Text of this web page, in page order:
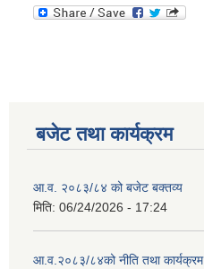
बजेट तथा कार्यक्रम
आ.व. २०८३/८४ को बजेट बक्तव्य
मिति: 06/24/2026 - 17:24
आ.व.२०८३/८४को नीति तथा कार्यक्रम